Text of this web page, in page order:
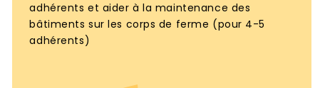
adhérents et aider à la maintenance des
bâtiments sur les corps de ferme (pour 4-5
adhérents)